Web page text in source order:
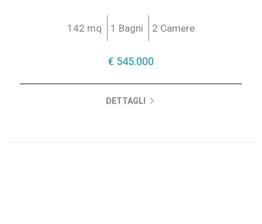
142 mq 1 Bagni 2 Camere
€ 545.000
DETTAGLI